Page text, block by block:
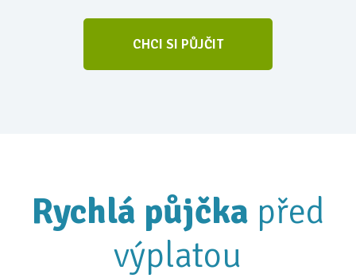
CHCI SI PŮJČIT
Rychlá půjčka před
výplatou